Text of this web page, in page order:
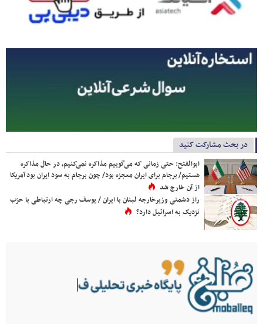
در بحث مشارکت کنید
ابوالفتح: حتی زمانی که می‌گوییم مذاکره نمی‌کنیم، در حال مذاکره
هستیم/ برجام برای ایران معجزه بود/ چون برجام به سود ایران بود آمریکا
از آن خارج شد
راز دشمنی وزیرخارجه لبنان با ایران / یوسف رجی چه ارتباطی با حزب
نزدیک به اسرائیل دارد؟